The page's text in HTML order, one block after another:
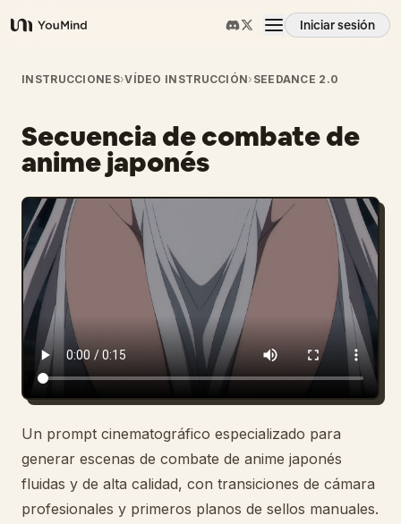
YouMind
Iniciar sesión
Resumen
Casos de uso
Habilidades
Prompts
Precios
Descargar
Blog
Actualizaciones
INSTRUCCIONES›VÍDEO INSTRUCCIÓN› SEEDANCE 2.0
Secuencia de combate de
anime japonés
Un prompt cinematográfico especializado para
generar escenas de combate de anime japonés
fluidas y de alta calidad, con transiciones de cámara
profesionales y primeros planos de sellos manuales.